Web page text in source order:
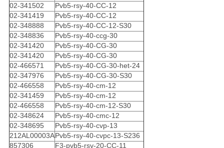
02-341502
Pvb5-rsy-40-CC-12
02-341419
Pvb5-rsy-40-CC-12
02-348888
Pvb5-rsy-40-CC-12-S30
02-348836
Pvb5-rsy-40-ccg-30
02-341420
Pvb5-rsy-40-CG-30
02-341420
Pvb5-rsy-40-CG-30
02-466571
Pvb5-rsy-40-CG-30-het-24
02-347976
Pvb5-rsy-40-CG-30-S30
02-466558
Pvb5-rsy-40-cm-12
02-341459
Pvb5-rsy-40-cm-12
02-466558
Pvb5-rsy-40-cm-12-S30
02-348624
Pvb5-rsy-40-cmc-12
02-348695
Pvb5-rsy-40-cvp-13
212AL00003APvb5-rsy-40-cvpc-13-S236
857306
F3-pvb5-rsy-20-CC-11